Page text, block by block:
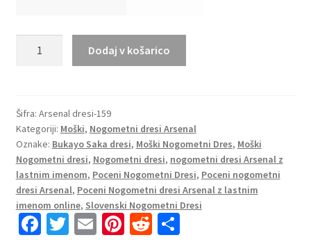
kompleti
Arsenal
Tretji
2024-
25
Bukayo
Saka
7
Dodaj v košarico
Šifra: Arsenal dresi-159
Kategoriji: Moški, Nogometni dresi Arsenal
Oznake: Bukayo Saka dresi, Moški Nogometni Dres, Moški
Nogometni dresi, Nogometni dresi, nogometni dresi Arsenal z
lastnim imenom, Poceni Nogometni Dresi, Poceni nogometni
dresi Arsenal, Poceni Nogometni dresi Arsenal z lastnim
imenom online, Slovenski Nogometni Dresi
Fa T E Pi R S